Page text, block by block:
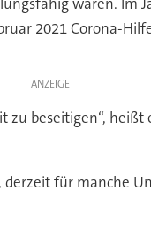
waren. Im
2021 Corona-
ANZEIGE
beseitigen“, heißt
für manche